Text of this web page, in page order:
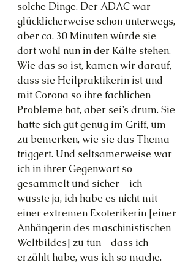
solche Dinge. Der ADAC war
glücklicherweise schon unterwegs,
aber ca. 30 Minuten würde sie
dort wohl nun in der Kälte stehen.
Wie das so ist, kamen wir darauf,
dass sie Heilpraktikerin ist und
mit Corona so ihre fachlichen
Probleme hat, aber sei’s drum. Sie
hatte sich gut genug im Griff, um
zu bemerken, wie sie das Thema
triggert. Und seltsamerweise war
ich in ihrer Gegenwart so
gesammelt und sicher – ich
wusste ja, ich habe es nicht mit
einer extremen Exoterikerin [einer
Anhängerin des maschinistischen
Weltbildes] zu tun – dass ich
erzählt habe, was ich so mache.